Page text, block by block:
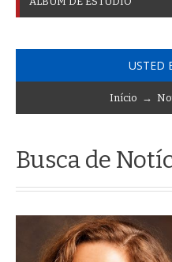
USTED
Início →
Busca de